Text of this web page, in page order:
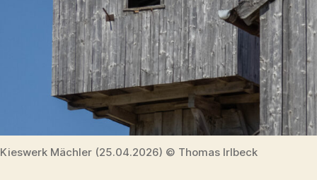
Kieswerk Mächler (25.04.2026) © Thomas Irlbeck